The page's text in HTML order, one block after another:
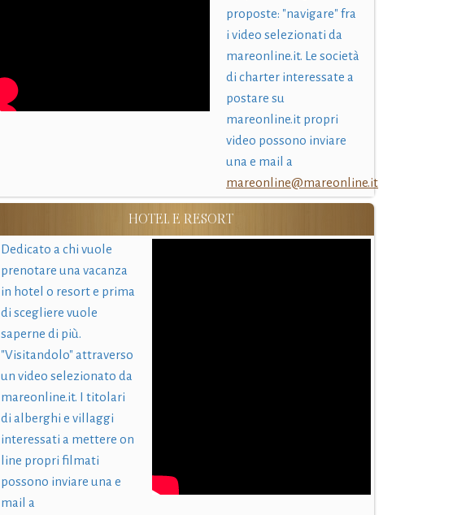
proposte: "navigare" fra
i video selezionati da
mareonline.it. Le società
di charter interessate a
postare su
mareonline.it propri
video possono inviare
una e mail a
mareonline@mareonline.it
HOTEL E RESORT
Dedicato a chi vuole
prenotare una vacanza
in hotel o resort e prima
di scegliere vuole
saperne di più.
"Visitandolo" attraverso
un video selezionato da
mareonline.it. I titolari
di alberghi e villaggi
interessati a mettere on
line propri filmati
possono inviare una e
mail a